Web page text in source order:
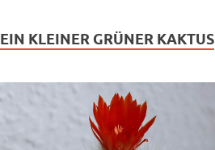
EIN KLEINER GRÜNER KAKTUS